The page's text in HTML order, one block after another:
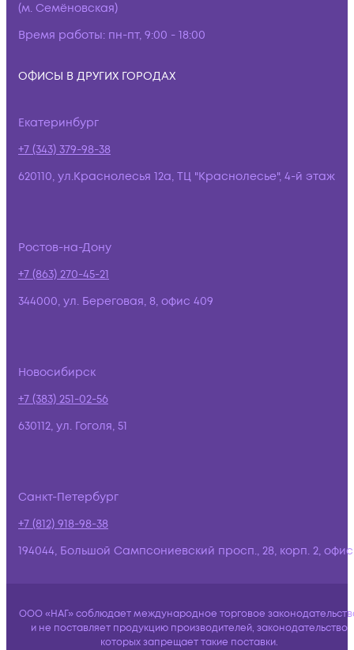
(м. Семёновская)
Время работы: пн-пт, 9:00 - 18:00
ОФИСЫ В ДРУГИХ ГОРОДАХ
Екатеринбург
+7 (343) 379-98-38
620110, ул.Краснолесья 12а, ТЦ "Краснолесье", 4-й этаж
Ростов-на-Дону
+7 (863) 270-45-21
344000, ул. Береговая, 8, офис 409
Новосибирск
+7 (383) 251-02-56
630112, ул. Гоголя, 51
Санкт-Петербург
+7 (812) 918-98-38
194044, Большой Сампсониевский просп., 28, корп. 2,
ООО «НАГ» соблюдает международное торговое
и не поставляет продукцию производителей, законодательство
которых запрещает такие поставки.